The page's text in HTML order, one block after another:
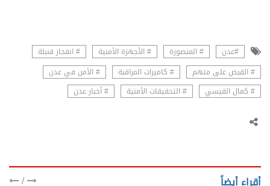
#عدن # المنصورة # الأجهزة الأمنية
# انفجار قنبلة
# القبض على متهم
# كاميرات المراقبة
# الأمن في عدن
# كمال القيسي
# التحقيقات الأمنية # أخبار عدن
أقراء أيضاً /